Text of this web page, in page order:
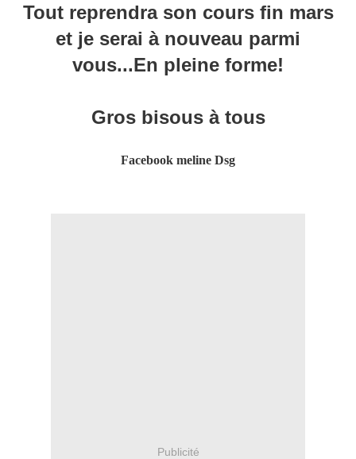
Tout reprendra son cours fin mars
et je serai à nouveau parmi
vous...En pleine forme!
Gros bisous à tous
Facebook meline Dsg
Publicité